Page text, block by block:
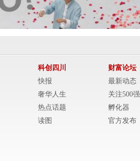
科创四川
快报
奢华人生
热点话题
读图
财富论坛
最新动态
关注500强
孵化器
官方发布